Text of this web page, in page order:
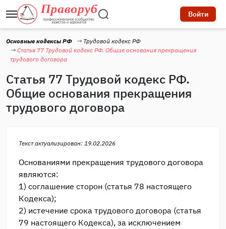
Войти
Основные кодексы РФ
Трудовой кодекс РФ
Статья 77 Трудовой кодекс РФ. Общие основания прекращения
трудового договора
Статья 77 Трудовой кодекс РФ.
Общие основания прекращения
трудового договора
Текст актуализирован: 19.02.2026
Основаниями прекращения трудового договора
являются:
1) соглашение сторон (статья 78 настоящего
Кодекса);
2) истечение срока трудового договора (статья
79 настоящего Кодекса), за исключением